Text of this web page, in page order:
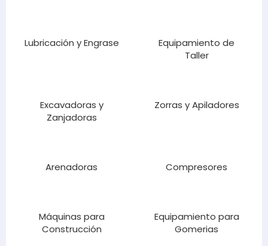
Lubricación y Engrase
Equipamiento de
Taller
Excavadoras y
Zanjadoras
Zorras y Apiladores
Arenadoras Compresores
Máquinas para
Construcción
Equipamiento para
Gomerias